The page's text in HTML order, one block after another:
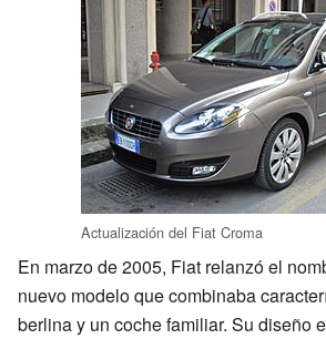
Actualización del Fiat Croma
En marzo de 2005, Fiat relanzó el
nuevo modelo que combinaba
berlina y un coche familiar. Su diseño